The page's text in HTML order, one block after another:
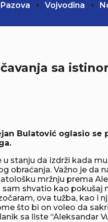
Vojvodina
sa
Bulatović oglasio
stanju da izdrži kada
Važno je da
mržnju prema
shvatio kao pokušaj
ova tužba, kao i
što bi on voleo da
sa liste “Aleksandar